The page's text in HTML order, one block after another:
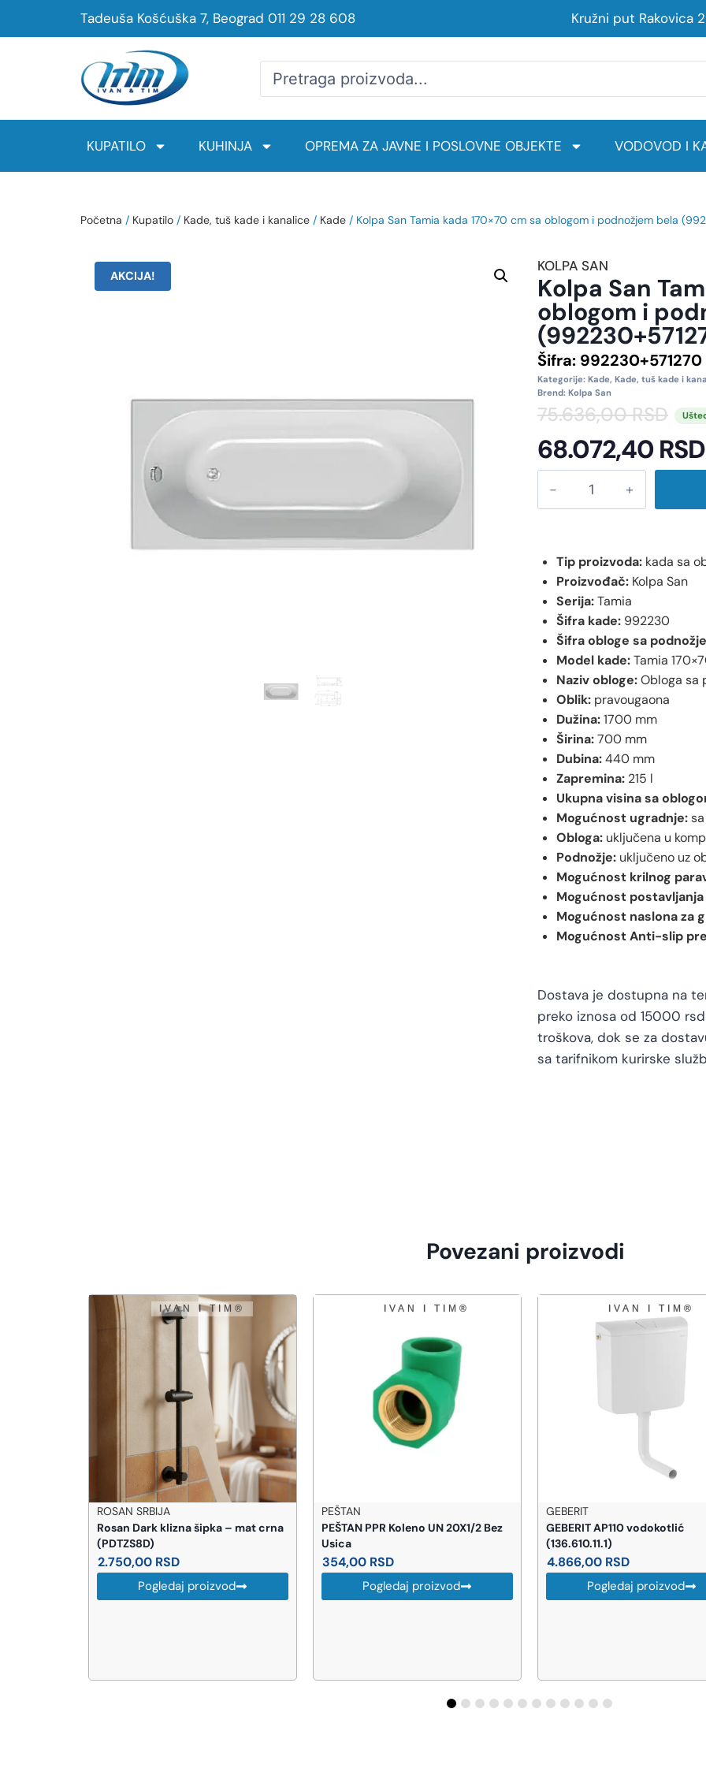
Tadeuša Košćuška 7, Beograd 011 29 28 608 Kružni put Rakovica
KUPATILO KUHINJA OPREMA ZA JAVNE I POSLOVNE OBJEKTE VODOVOD I
Početna / Kupatilo / Kade, tuš kade i kanalice / Kade / Kolpa San Tamia kada 170×70 cm sa oblogom i podnožjem bela
AKCIJA!
KOLPA SAN
Kolpa San
oblogom i
Šifra: 992230+571270
Kategorije: Kade, Kade, tuš kade i
Brend: Kolpa San
75.636,00RSD
68.072,40RSD
Tip proizvoda: kada sa
Proizvođač: Kolpa San
Serija:Tamia
Šifra kade: 992230
Šifra obloge sa
Model kade:Tamia
Naziv obloge:Obloga sa
Oblik: pravougaona
Dužina:1700 mm
Širina:700 mm
Dubina:440 mm
Zapremina: 215 l
Ukupna visina sa
Mogućnost ugradnje:
Obloga: uključena u
Podnožje: uključeno uz
Mogućnost krilnog
Mogućnost
Mogućnost naslona za
Mogućnost Anti-slip
Dostava je dostupna na
preko iznosa od 15000
troškova, dok se za
sa tarifnikom kurirske
Povezani proizvodi
PEŠTAN
PEŠTAN PPR Koleno UN 20X1/2 Bez
Usica
354,00RSD
Pogledaj proizvod
GEBERIT
GEBERIT AP110 vodokotlić
(136.610.11.1)
4.866,00
Pogledaj proizvod
HANSGROHE
HANSGROHE Metris 240
sudoperu sa izvlačnim
(73822000)
70.137,00RSD
Pogledaj proizvod